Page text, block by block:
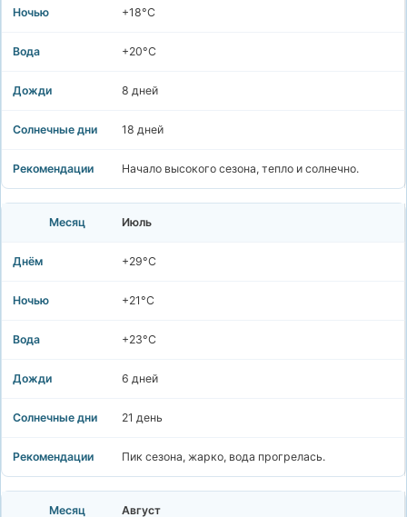
+18°C
+20°C
8 дней
18 дней
Начало высокого сезона, тепло и солнечно.
Июль
+29°C
+21°C
+23°C
6 дней
21 день
Пик сезона, жарко, вода прогрелась.
Август